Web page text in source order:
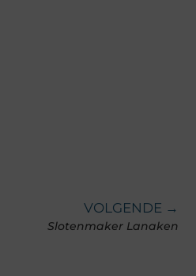
VOLGENDE →
Slotenmaker Lanaken